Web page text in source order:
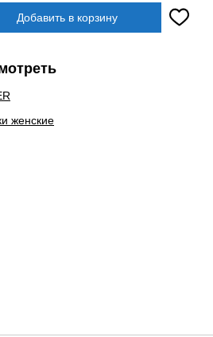
Добавить в корзину
женские